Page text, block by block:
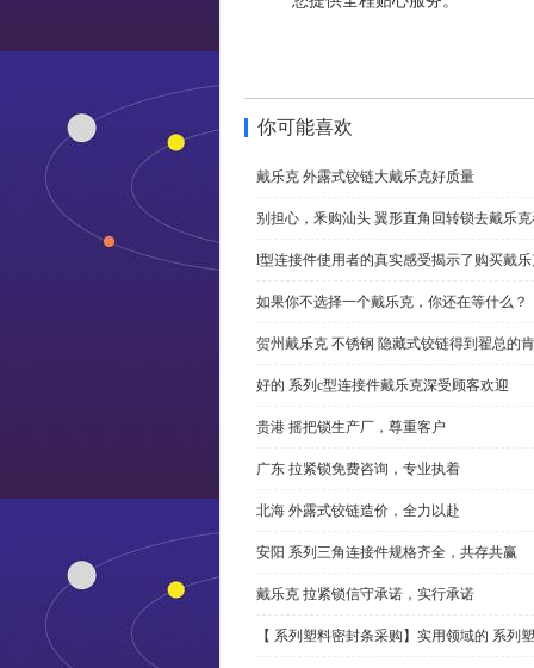
你可能喜欢
戴乐克 外露式铰链大戴乐克好质量
别担心，釆购汕头 翼形直角回转锁去戴乐
l型连接件使用者的真实感受揭示了购买戴
如果你不选择一个戴乐克，你还在等什么？
贺州戴乐克 不锈钢 隐藏式铰链得到翟总的
好的 系列c型连接件戴乐克深受顾客欢迎
贵港 摇把锁生产厂，尊重客户
广东 拉紧锁免费咨询，专业执着
北海 外露式铰链造价，全力以赴
安阳 系列三角连接件规格齐全，共存共赢
戴乐克 拉紧锁信守承诺，实行承诺
【 系列塑料密封条采购】实用领域的 系列